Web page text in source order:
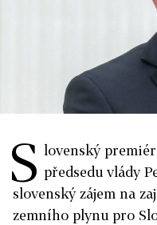
S lovenský
předsedu vlády
slovenský zájem na
zemního plynu pro